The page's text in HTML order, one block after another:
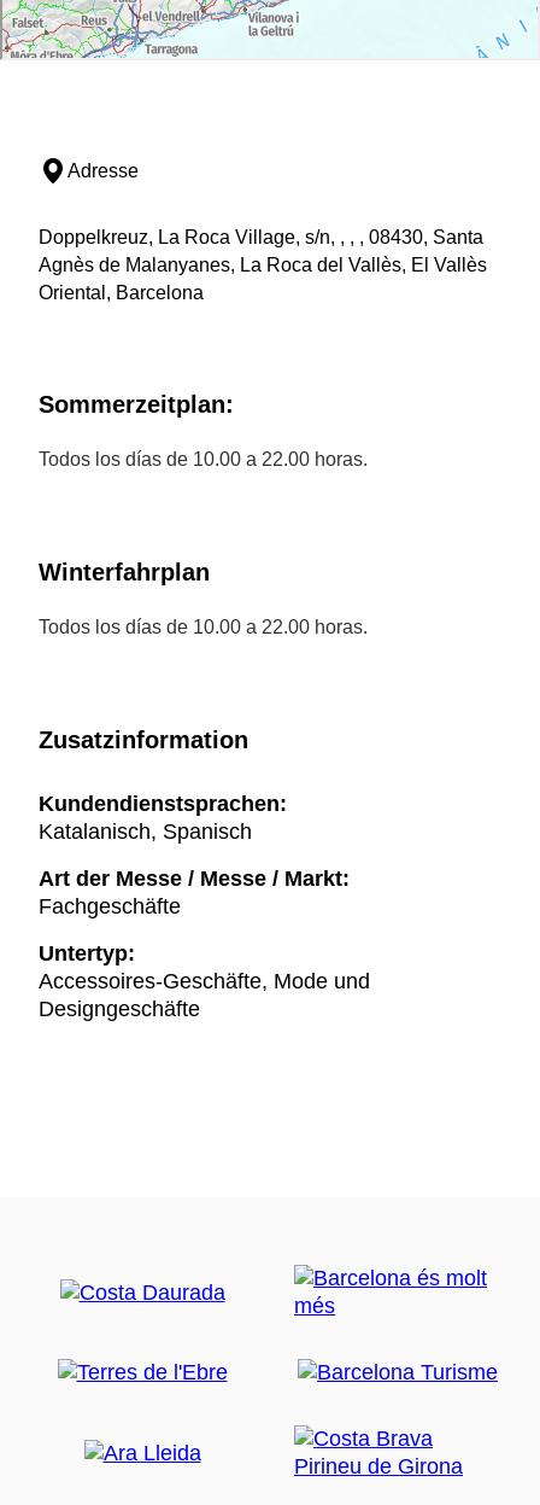
Adresse
Doppelkreuz, La Roca Village, s/n, , , , 08430, Santa
Agnès de Malanyanes, La Roca del Vallès, El Vallès
Oriental, Barcelona
Sommerzeitplan:
Todos los días de 10.00 a 22.00 horas.
Winterfahrplan
Todos los días de 10.00 a 22.00 horas.
Zusatzinformation
Kundendienstsprachen:
Katalanisch, Spanisch
Art der Messe / Messe / Markt:
Fachgeschäfte
Untertyp:
Accessoires-Geschäfte, Mode und
Designgeschäfte